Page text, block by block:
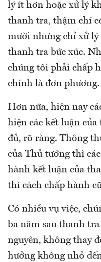
lý ít hơn hoặc xử lý
thanh tra, thậm chí
mười nhưng chỉ xử
thanh tra bức xúc.
chúng tôi phải chấp
chính là đơn phương.
Hơn nữa, hiện nay
hiện các kết luận
đủ, rõ ràng. Thông
của Thủ tướng thì
hành kết luận của
thì cách chấp hành
Có nhiều vụ việc,
ba năm sau thanh
nguyên, không thay
hưởng không nhỏ